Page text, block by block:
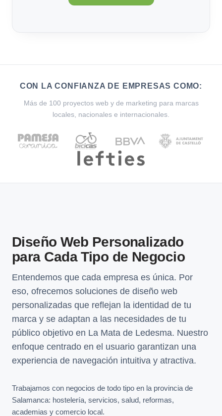
CON LA CONFIANZA DE EMPRESAS COMO:
Más de 100 proyectos web y de marketing para marcas
locales, nacionales e internacionales.
Diseño Web Personalizado
para Cada Tipo de Negocio
Entendemos que cada empresa es única. Por
eso, ofrecemos soluciones de diseño web
personalizadas que reflejan la identidad de tu
marca y se adaptan a las necesidades de tu
público objetivo en La Mata de Ledesma. Nuestro
enfoque centrado en el usuario garantizan una
experiencia de navegación intuitiva y atractiva.
Trabajamos con negocios de todo tipo en la provincia de
Salamanca: hostelería, servicios, salud, reformas,
academias y comercio local.